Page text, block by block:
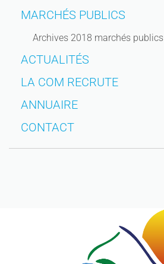
MARCHÉS PUBLICS
Archives 2018 marchés publics
ACTUALITÉS
LA COM RECRUTE
ANNUAIRE
CONTACT